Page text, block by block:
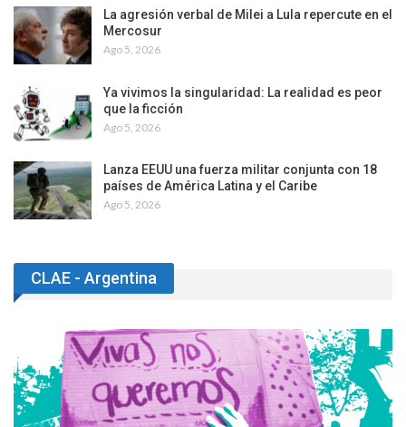
La agresión verbal de Milei a Lula repercute en el
Mercosur
Ago 5, 2026
Ya vivimos la singularidad: La realidad es peor
que la ficción
Ago 5, 2026
Lanza EEUU una fuerza militar conjunta con 18
países de América Latina y el Caribe
Ago 5, 2026
CLAE - Argentina